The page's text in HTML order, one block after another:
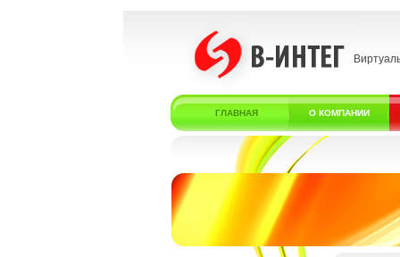
ГЛАВНАЯ О КОМПАНИИ